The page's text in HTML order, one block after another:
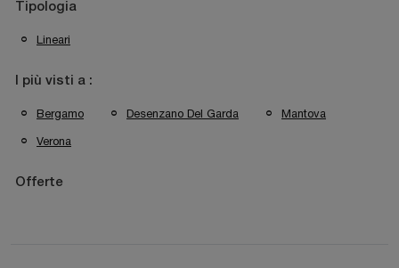
Tipologia
Lineari
I più visti a :
Bergamo Desenzano Del Garda Mantova
Verona
Offerte